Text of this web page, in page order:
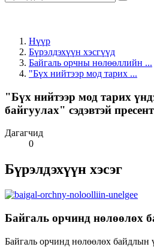
Нүүр
Бүрэлдэхүүн хэсгүүд
Байгаль орчны нөлөөллийн ...
"Бүх нийтээр мод тарих ...
"Бүх нийтээр мод тарих
байгуулах" сэдэвтэй
Дагагчид
0
Бүрэлдэхүүн хэсэг
Байгаль орчинд нөлөөлөх
Байгаль орчинд нөлөөлөх байдлын